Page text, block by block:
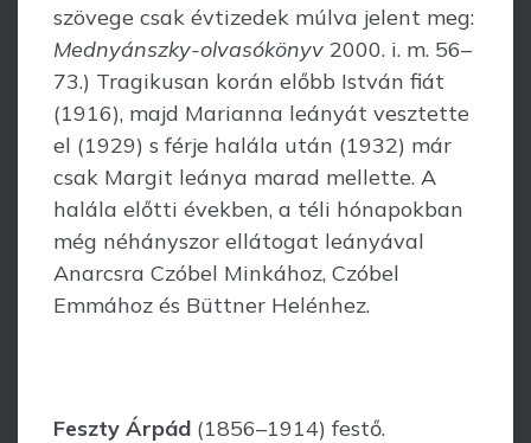
szövege csak évtizedek múlva jelent meg:
Mednyánszky-olvasókönyv 2000. i. m. 56–
73.) Tragikusan korán előbb István fiát
(1916), majd Marianna leányát vesztette
el (1929) s férje halála után (1932) már
csak Margit leánya marad mellette. A
halála előtti években, a téli hónapokban
még néhányszor ellátogat leányával
Anarcsra Czóbel Minkához, Czóbel
Emmához és Büttner Helénhez.
Feszty Árpád (1856–1914) festő.